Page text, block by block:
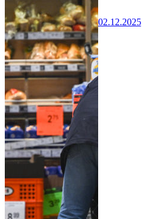
02.12.2025